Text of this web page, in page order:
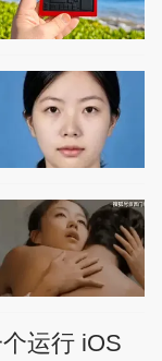
运行 iOS